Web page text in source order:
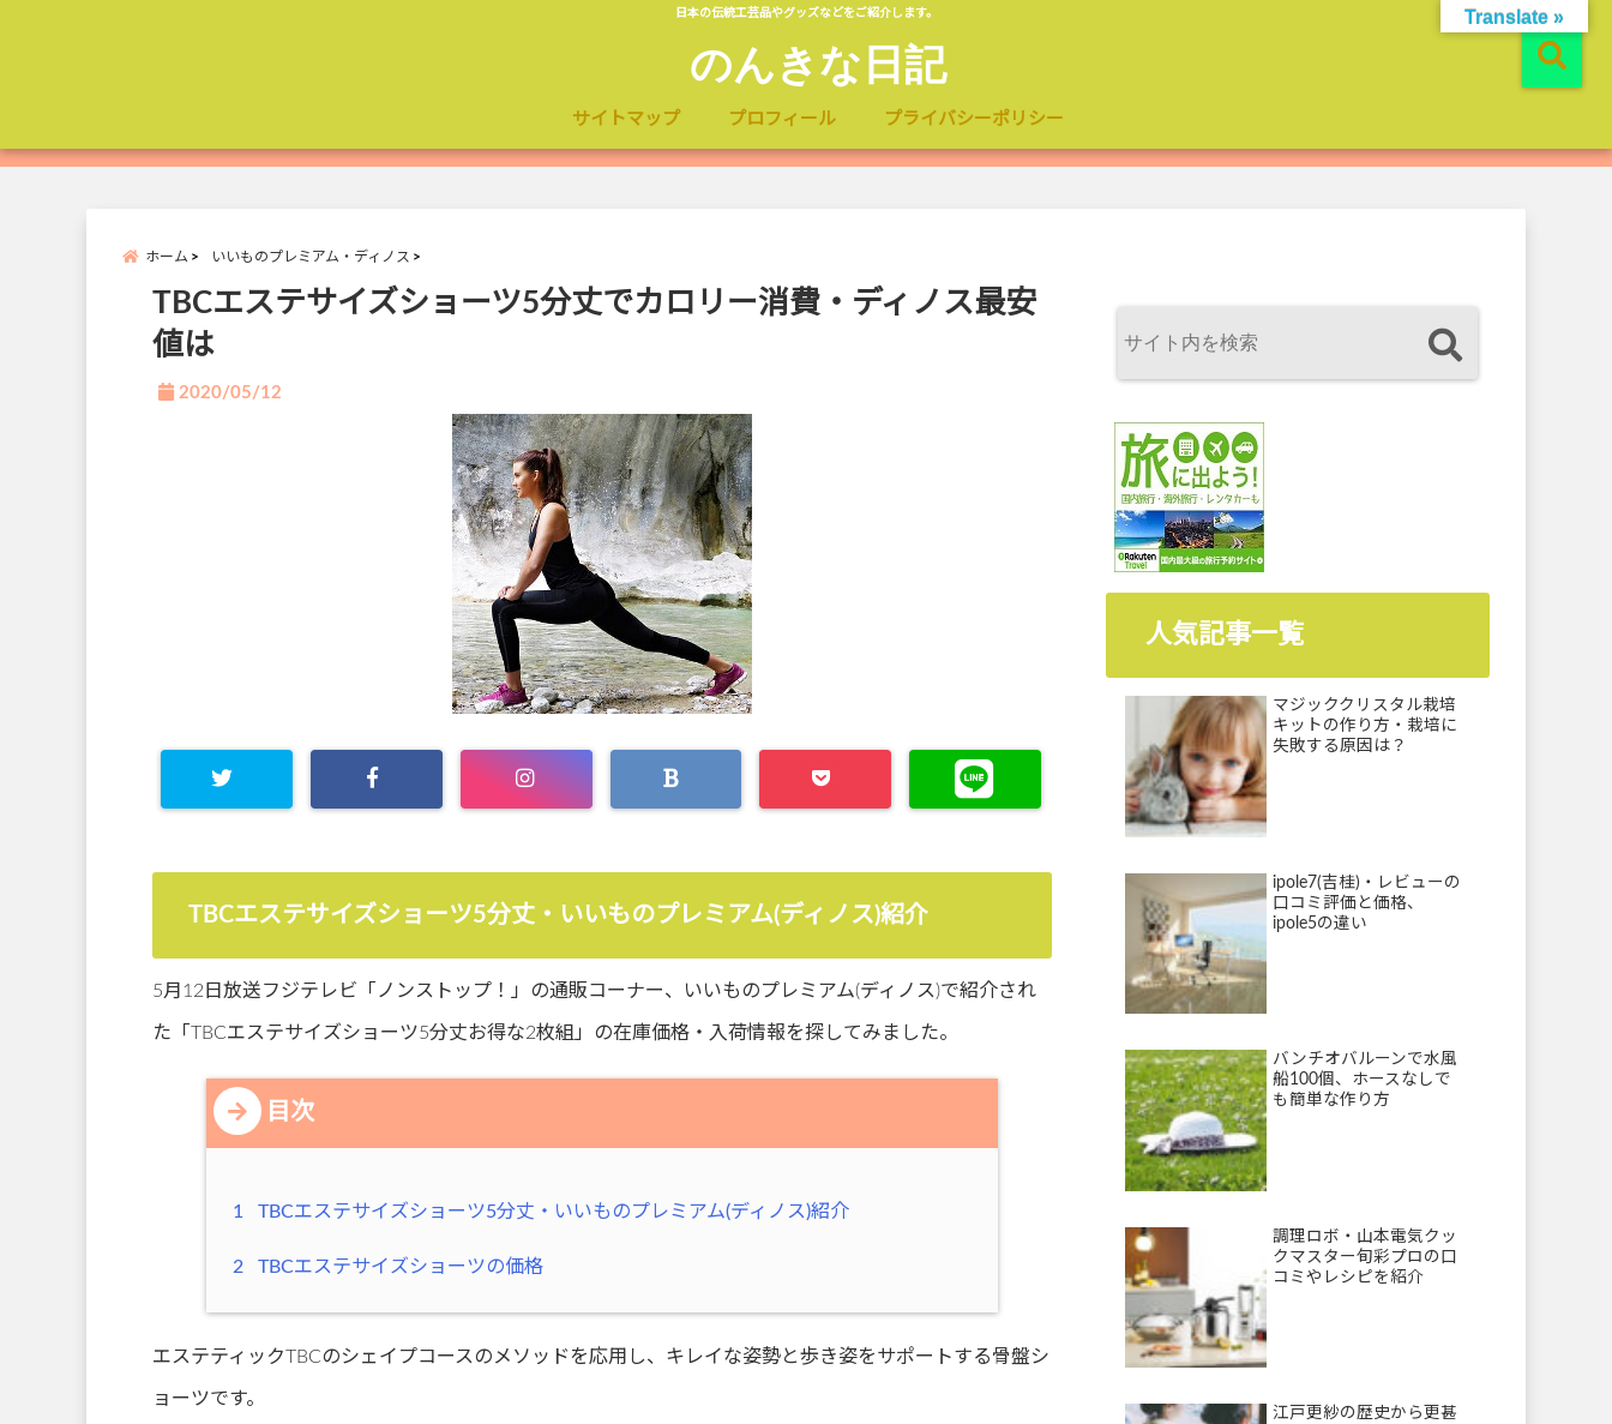
日本の伝統工芸品やグッズなどをご紹介します。
のんきな日記
サイトマップ プロフィール プライバシーポリシー
ホーム いいものプレミアム・ディノス
TBCエステサイズショーツ5分丈でカロリー消費・ディノス最安
値は
2020/05/12
TBCエステサイズショーツ5分丈・いいものプレミアム(ディノス)紹介
5月12日放送フジテレビ「ノンストップ！」の通販コーナー、いいものプレミアム(ディノス)で紹介され
た「TBCエステサイズショーツ5分丈お得な2枚組」の在庫価格・入荷情報を探してみました。
目次
1 TBCエステサイズショーツ5分丈・いいものプレミアム(ディノス)紹介
2 TBCエステサイズショーツの価格
エステティックTBCのシェイプコースのメソッドを応用し、キレイな姿勢と歩き姿をサポートする骨盤シ
ョーツです。
人気記事一覧
マジッククリスタル栽培
キットの作り方・栽培に
失敗する原因は？
ipole7(吉桂)・レビューの
口コミ評価と価格、
ipole5の違い
バンチオバルーンで水風
船100個、ホースなしで
も簡単な作り方
調理ロボ・山本電気クッ
クマスター旬彩プロの口
コミやレシピを紹介
江戸更紗の歴史から更甚
Translate »